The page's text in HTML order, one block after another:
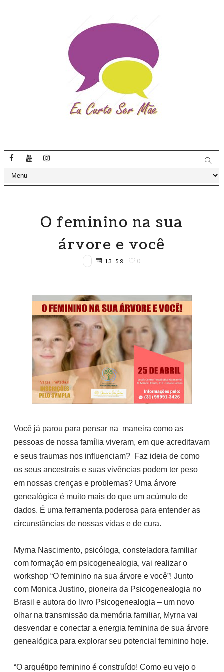
O feminino na sua
árvore e você
13:59 0
Você já parou para pensar na maneira como as
pessoas de nossa família viveram, em que acreditavam
e seus traumas nos influenciam?
Faz ideia de como
os seus ancestrais e suas vivências podem ter peso
em nossas crenças e problemas? Uma árvore
genealógica é muito mais do que um acúmulo de
dados. É uma ferramenta poderosa para entender as
circunstâncias de nossas vidas e de cura.
Myrna Nascimento, psicóloga, consteladora familiar
com formação em psicogenealogia, vai realizar o
workshop “O feminino na sua árvore e você”! Junto
com Monica Justino, pioneira da Psicogenealogia no
Brasil e autora do livro Psicogenealogia – um novo
olhar na transmissão da memória familiar, Myrna vai
desvendar e conectar a energia feminina de sua árvore
genealógica para explorar seu potencial feminino hoje.
“O arquétipo feminino é construído! Como eu vejo o